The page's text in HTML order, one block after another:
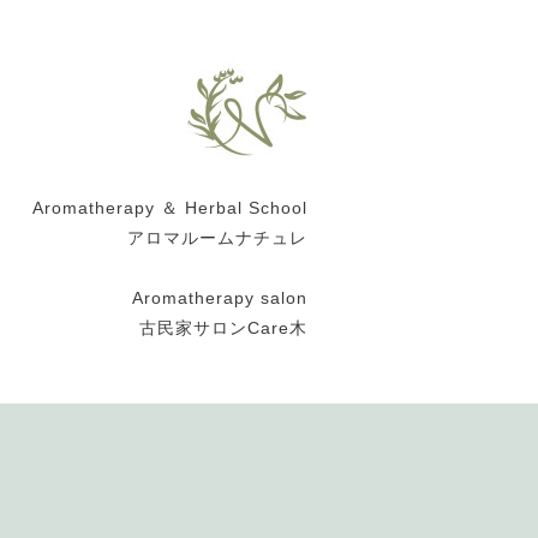
Aromatherapy ＆ Herbal School
アロマルームナチュレ
Aromatherapy salon
古民家サロンCare木